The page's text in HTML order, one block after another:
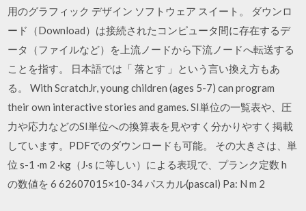
用のグラフィック デザイン ソフトウェア スイート。 ダウンロ
ード（Download）は接続されたコンピュータ間に存在するデ
ータ（ファイルなど）を上流ノードから下流ノードへ転送する
ことを指す。 日本語では「 落とす 」という言い換え方もあ
る。 With ScratchJr, young children (ages 5-7) can program
their own interactive stories and games. SI単位の一覧表や、圧
力や応力などのSI単位への換算表を見やすく分かりやすく掲載
しています。PDFでのダウンロードも可能。 その大きさは、単
位 s-1 ·m 2 ·kg（J·s に等しい）による表現で、プランク定数 h
の数値を 6 62607015×10-34 パスカル(pascal) Pa: N m 2